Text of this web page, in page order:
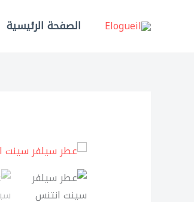
الصفحة الرئيسية